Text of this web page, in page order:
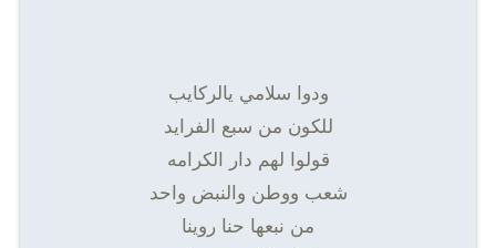
ودوا سلامي يالركايب
للكون من سبع الفرايد
قولوا لهم دار الكرامه
شعب ووطن والنبض واحد
من نبعها حنا روينا